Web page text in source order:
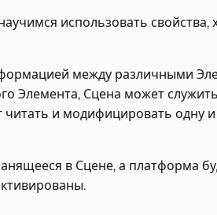
использовать свойства,
между различными
Элемента, Сцена может служить
читать и модифицировать одну
в Сцене, а платформа